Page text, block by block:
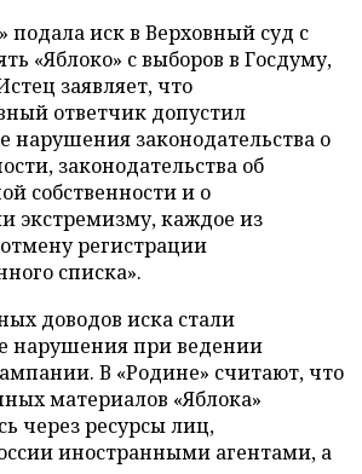
подала иск в Верховный суд с
«Яблоко» с выборов в Госдуму,
заявляет, что
ответчик допустил
нарушения законодательства о
законодательства об
собственности и о
экстремизму, каждое из
регистрации
списка».
доводов иска стали
нарушения при ведении
В «Родине» считают, что
материалов «Яблока»
через ресурсы лиц,
иностранными агентами, а